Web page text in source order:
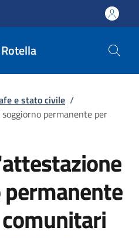
e stato civile /
permanente per